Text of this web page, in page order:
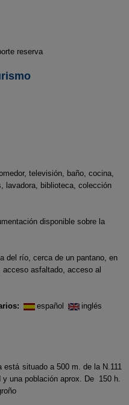
reserva
televisión, baño, cocina,
lavadora, biblioteca, colección
disponible sobre la
del río, cerca de un pantano, en
asfaltado, acceso al
español inglés
está situado a 500 m. de la N.111
y una población aprox. De 150 h.